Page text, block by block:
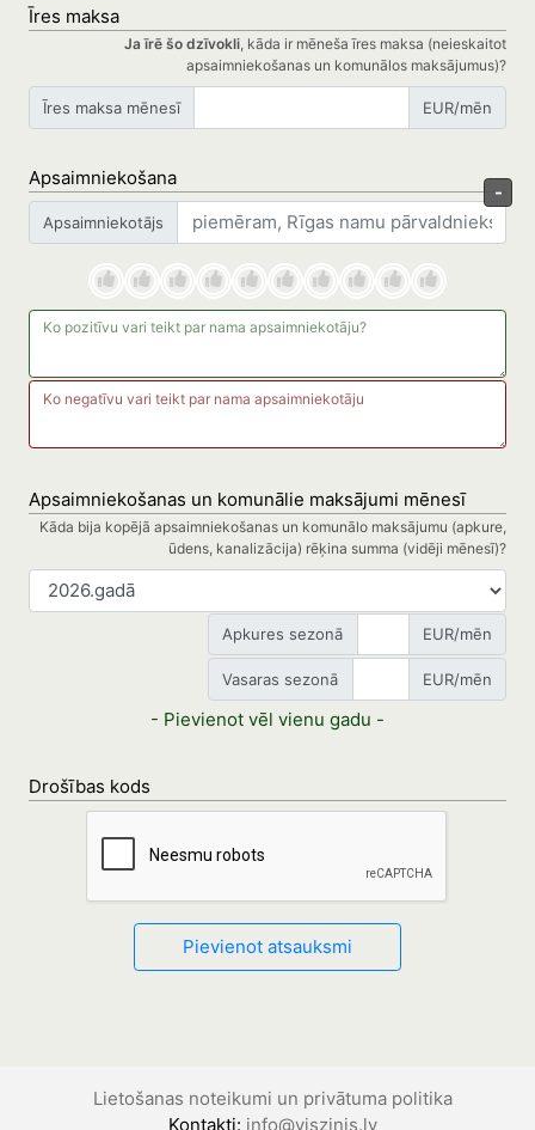
Īres maksa
Ja īrē šo dzīvokli , kāda ir mēneša īres maksa (neieskaitot
apsaimniekošanas un komunālos maksājumus)?
Īres maksa mēnesī EUR/mēn
Apsaimniekošana
Apsaimniekotājs
-
Apsaimniekošanas un komunālie maksājumi mēnesī
Kāda bija kopējā apsaimniekošanas un komunālo maksājumu (apkure,
ūdens, kanalizācija) rēķina summa (vidēji mēnesī)?
Apkures sezonā EUR/mēn
Vasaras sezonā EUR/mēn
- Pievienot vēl vienu gadu -
Drošības kods
Lietošanas noteikumi un privātuma politika
Kontakti: info@viszinis.lv